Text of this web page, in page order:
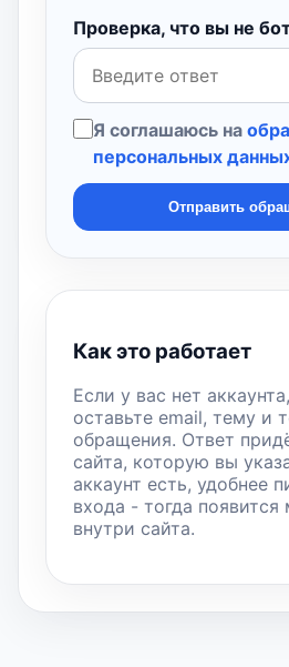
Проверка, что вы не
Я соглашаюсь на
персональных
Отправить
Как это работает
Если у вас нет
оставьте email, тему и
обращения. Ответ
сайта, которую вы
аккаунт есть, удобнее
входа - тогда появится
внутри сайта.